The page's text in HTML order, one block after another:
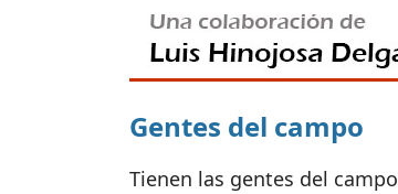
Gentes del campo
Tienen las gentes del campo